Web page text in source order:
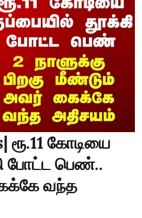
ரூ.11 கோடியை
போட்ட பெண்..
வந்த